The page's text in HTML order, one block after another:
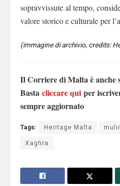
sopravvissute al tempo,
valore storico e culturale per
(immagine di archivio, credits:
Il Corriere di Malta è anche
Basta cliccare qui per
sempre aggiornato
Tags: Heritage Malta
Xaghra